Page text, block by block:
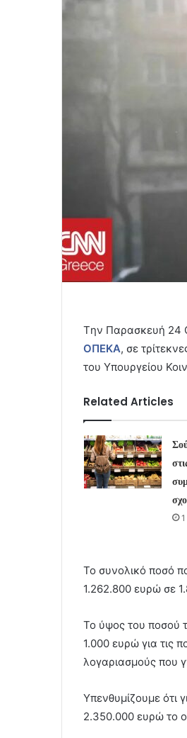
Tην Παρασκευή 24
ΟΠΕΚΑ, σε
του Υπουργείου
Related Articles
Το συνολικό ποσό
1.262.800 ευρώ σε
Το ύψος του ποσού
1.000 ευρώ για τις
λογαριασμούς που
Υπενθυμίζουμε ότι
2.350.000 ευρώ το